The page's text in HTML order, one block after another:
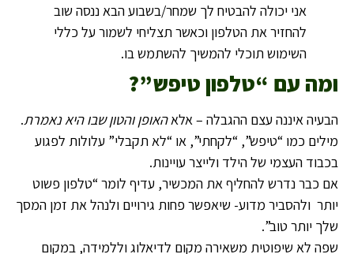
אני יכולה להבטיח לך שמחר/בשבוע הבא ננסה שוב
להחזיר את הטלפון וכאשר תצליחי לשמור על כללי
השימוש תוכלי להמשיך להשתמש בו.
ומה עם “טלפון טיפש”?
הבעיה איננה עצם ההגבלה – אלאהאופן והטון שבו היא נאמרת.
מילים כמו “טיפש”, “לקחתי”, או “לא תקבלי” עלולות לפגוע
בכבוד העצמי של הילד ולייצר עויינות.
אם כבר נדרש להחליף את המכשיר, עדיף לומר “טלפון פשוט
יותר ולהסביר מדוע- שיאפשר פחות גירויים ולנהל את זמן המסך
שלך יותר טוב”.
שפה לא שיפוטית משאירה מקום לדיאלוג וללמידה, במקום